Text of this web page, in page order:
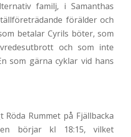
familj, i Samanthas
förälder och
betalar Cyrils böter, som
och som inte
som gärna cyklar vid hans
Rummet på Fjällbacka
börjar kl 18:15, vilket